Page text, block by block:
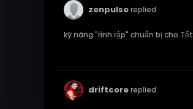
zenpulsereplied
kỹ năng "rình rập" chuẩn bị cho Tết
driftcorereplied